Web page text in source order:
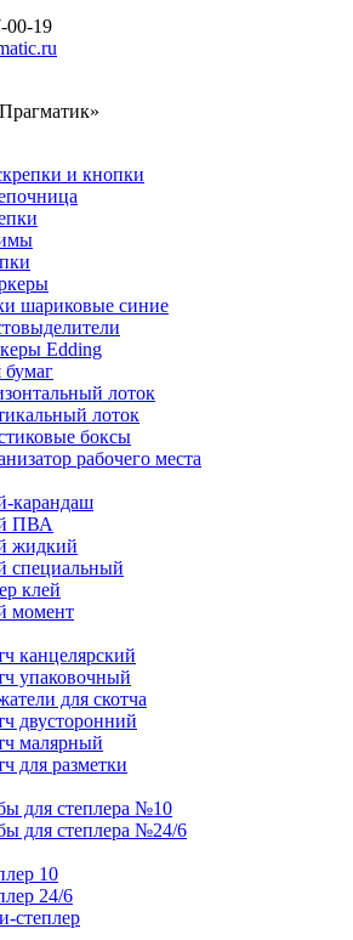
00-19
и кнопки
шариковые синие
Edding
бумаг
лоток
лоток
боксы
рабочего места
карандаш
ПВА
жидкий
специальный
клей
момент
канцелярский
упаковочный
для скотча
двусторонний
малярный
для разметки
для степлера №10
для степлера №24/6
10
24/6
степлер